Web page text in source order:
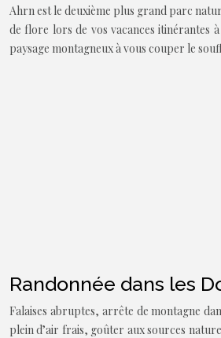
Ahrn est le deuxième plus grand parc
de flore lors de vos vacances itinérantes
paysage montagneux à vous couper le
Randonnée dans les
Falaises abruptes, arrête de montagne
plein d’air frais, goûter aux sources